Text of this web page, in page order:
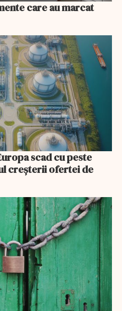
care au marcat
scad cu peste
creșterii ofertei de